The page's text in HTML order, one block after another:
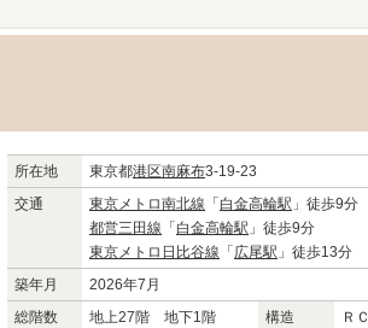
所在地 東京都港区南麻布3-19-23
交通
東京メトロ南北線 「 白金高輪駅 」徒歩9分
都営三田線 「 白金高輪駅 」徒歩9分
東京メトロ日比谷線 「 広尾駅 」徒歩13分
築年月
2026年7月
総階数
地上27階 地下1階 構造
ＲＣ